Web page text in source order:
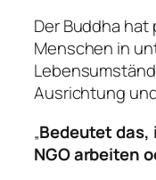
Der Buddha
Menschen in
Ausrichtung
„Bedeutet
NGO arbeiten